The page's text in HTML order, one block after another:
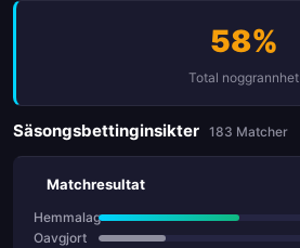
58%
Total noggrannhet
Säsongsbettinginsikter 183 Matcher
Matchresultat
Hemmalag
Oavgjort